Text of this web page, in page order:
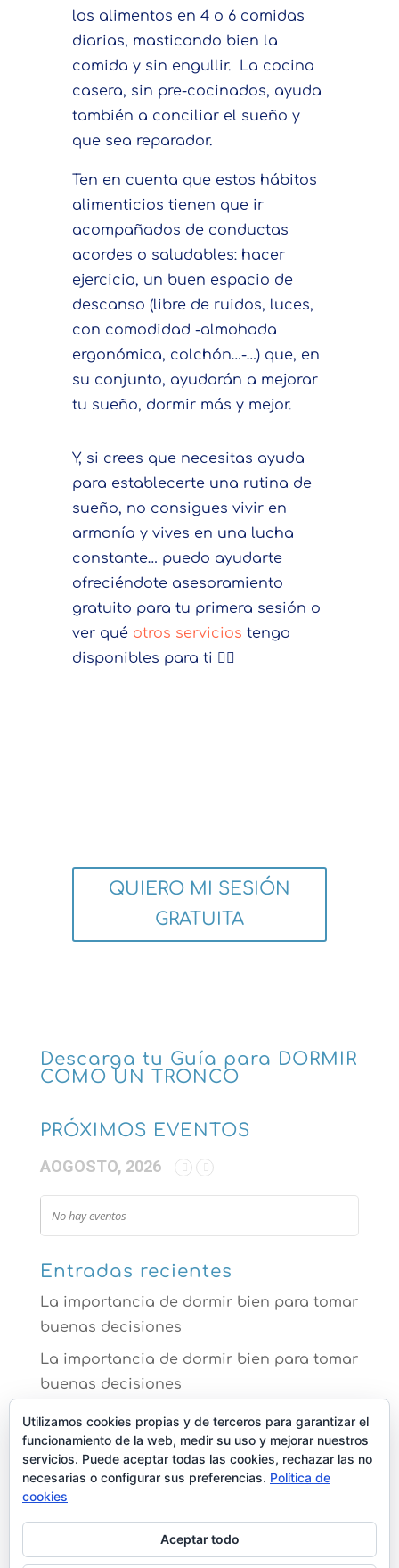
los alimentos en 4 o 6 comidas
diarias, masticando bien la
comida y sin engullir. La cocina
casera, sin pre-cocinados, ayuda
también a conciliar el sueño y
que sea reparador.
Ten en cuenta que estos hábitos
alimenticios tienen que ir
acompañados de conductas
acordes o saludables: hacer
ejercicio, un buen espacio de
descanso (libre de ruidos, luces,
con comodidad -almohada
ergonómica, colchón…-…) que, en
su conjunto, ayudarán a mejorar
tu sueño, dormir más y mejor.
Y, si crees que necesitas ayuda
para establecerte una rutina de
sueño, no consigues vivir en
armonía y vives en una lucha
constante… puedo ayudarte
ofreciéndote asesoramiento
gratuito para tu primera sesión o
ver qué otros servicios tengo
disponibles para ti 👇🏻
QUIERO MI SESIÓN
GRATUITA
Descarga tu Guía para DORMIR
COMO UN TRONCO
PRÓXIMOS EVENTOS
AOGOSTO, 2026
No hay eventos
Entradas recientes
La importancia de dormir bien para tomar
buenas decisiones
La importancia de dormir bien para tomar
buenas decisiones
La ansiedad te impide dormir mejor
Comer bien para dormir mejor
Los efectos de no dormir que no sabías
que ya padecías
Utilizamos cookies propias y de terceros para garantizar el
funcionamiento de la web, medir su uso y mejorar nuestros
servicios. Puede aceptar todas las cookies, rechazar las no
necesarias o configurar sus preferencias. Política de
cookies
Aceptar todo